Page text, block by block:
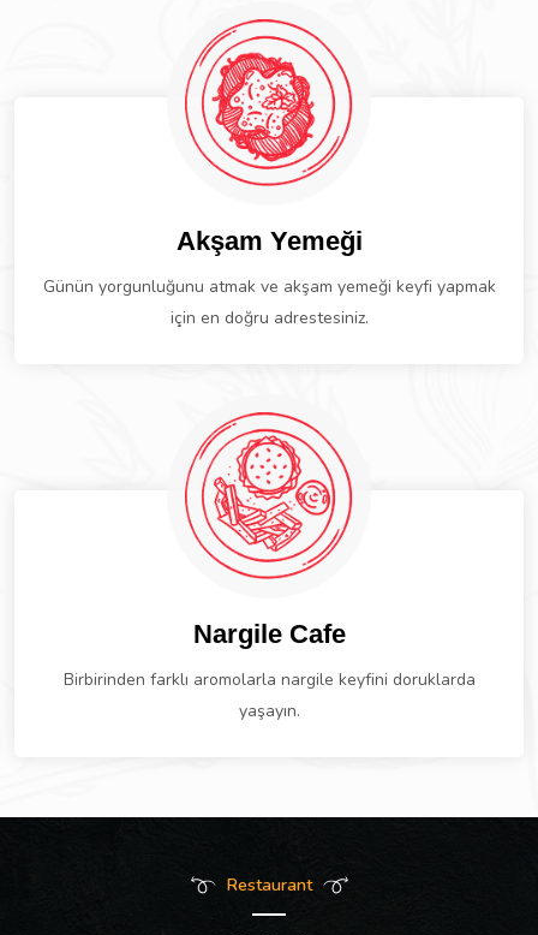
Akşam Yemeği
Günün yorgunluğunu atmak ve akşam yemeği keyfi yapmak
için en doğru adrestesiniz.
Nargile Cafe
Birbirinden farklı aromolarla nargile keyfini doruklarda
yaşayın.
Restaurant